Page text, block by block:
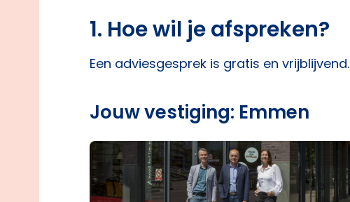
1. Hoe wil je afspreken?
Een adviesgesprek is gratis en vrijblijvend.
Jouw vestiging: Emmen